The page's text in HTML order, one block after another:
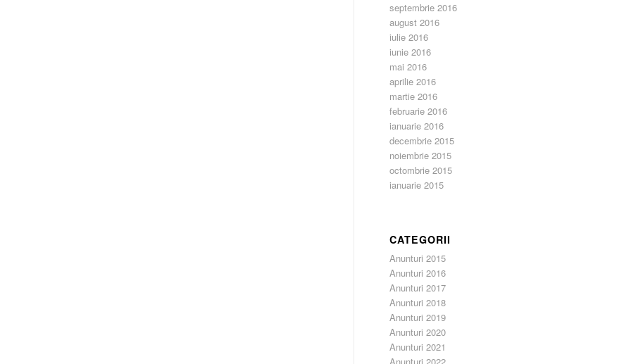
septembrie 2016
august 2016
iulie 2016
iunie 2016
mai 2016
aprilie 2016
martie 2016
februarie 2016
ianuarie 2016
decembrie 2015
noiembrie 2015
octombrie 2015
ianuarie 2015
CATEGORII
Anunturi 2015
Anunturi 2016
Anunturi 2017
Anunturi 2018
Anunturi 2019
Anunturi 2020
Anunturi 2021